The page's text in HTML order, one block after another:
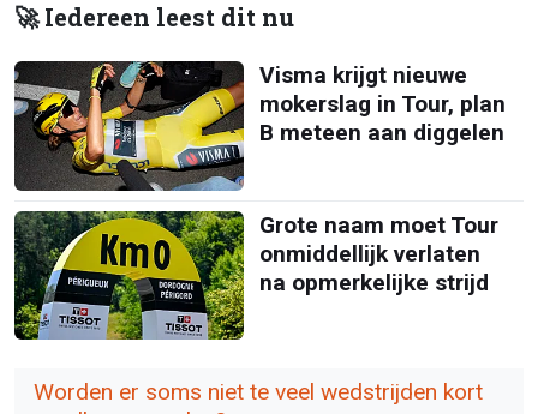
🚀 Iedereen leest dit nu
Visma krijgt nieuwe
mokerslag in Tour, plan
B meteen aan diggelen
Grote naam moet Tour
onmiddellijk verlaten
na opmerkelijke strijd
Worden er soms niet te veel wedstrijden kort